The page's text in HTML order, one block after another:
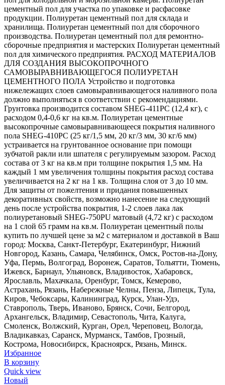
цементный пол для участка по упаковке и расфасовке
продукции. Полиуретан цементный пол для склада и
хранилища. Полиуретан цементный пол для сборочного
производства. Полиуретан цементный пол для ремонтно-
сборочные предприятия и мастерских Полиуретан цементный
пол для химического предприятия. РАСХОД МАТЕРИАЛОВ
ДЛЯ СОЗДАНИЯ ВЫСОКОПРОЧНОГО
САМОВЫРАВНИВАЮЩЕГОСЯ ПОЛИУРЕТАН
ЦЕМЕНТНОГО ПОЛА Устройство и подготовка
нижележащих слоев самовыравнивающегося наливного пола
должно выполняться в соответствии с рекомендациями.
Грунтовка производится составом SHEG-411PC (12,4 кг), с
расходом 0,4-0,6 кг на кв.м. Полиуретан цементные
высокопрочные самовыравнивающееся покрытия наливного
пола SHEG-410PC (25 кг/1,5 мм, 20 кг/3 мм, 30 кг/6 мм)
устраивается на грунтованное основание при помощи
зубчатой ракли или шпателя с регулируемым зазором. Расход
состава от 3 кг на кв.м при толщине покрытия 1,5 мм. На
каждый 1 мм увеличения толщины покрытия расход состава
увеличивается на 2 кг на 1 кв. Толщина слоя от 3 до 10 мм.
Для защиты от пожелтения и придания повышенных
декоративных свойств, возможно нанесение на следующий
день после устройства покрытия, 1-2 слоев лака лак
полиуретановый SHEG-750PU матовый (4,72 кг) с расходом
на 1 слой 65 грамм на кв.м. Полиуретан цементный полы
купить по лучшей цене за м2 с материалом и доставкой в Ваш
город: Москва, Санкт-Петербург, Екатеринбург, Нижний
Новгород, Казань, Самара, Челябинск, Омск, Ростов-на-Дону,
Уфа, Пермь, Волгоград, Воронеж, Саратов, Тольятти, Тюмень,
Ижевск, Барнаул, Ульяновск, Владивосток, Хабаровск,
Ярославль, Махачкала, Оренбург, Томск, Кемерово,
Астрахань, Рязань, Набережные Челны, Пенза, Липецк, Тула,
Киров, Чебоксары, Калининград, Курск, Улан-Удэ,
Ставрополь, Тверь, Иваново, Брянск, Сочи, Белгород,
Архангельск, Владимир, Севастополь, Чита, Калуга,
Смоленск, Волжский, Курган, Орел, Череповец, Вологда,
Владикавказ, Саранск, Мурманск, Тамбов, Грозный,
Кострома, Новосибирск, Красноярск, Рязань, Минск.
Избранное
В корзину
Quick view
Новый